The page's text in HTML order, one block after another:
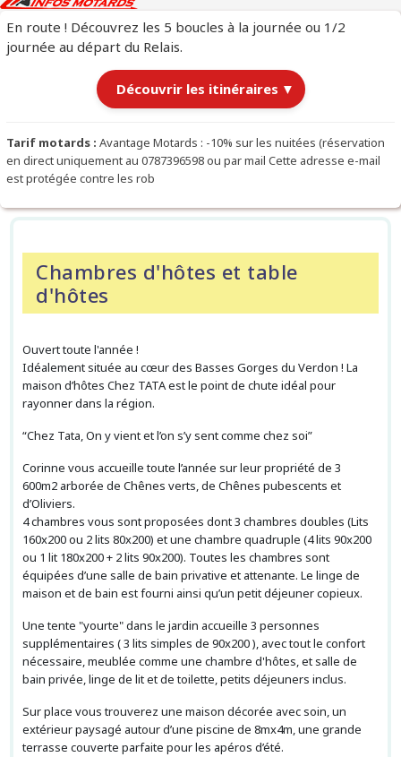
En route ! Découvrez les 5 boucles à la journée ou 1/2
journée au départ du Relais.
Découvrir les itinéraires ▼
Tarif motards : Avantage Motards : -10% sur les nuitées (réservation
en direct uniquement au 0787396598 ou par mail Cette adresse e-mail
est protégée contre les rob
Chambres d'hôtes et table
d'hôtes
Ouvert toute l'année !
Idéalement située au cœur des Basses Gorges du Verdon ! La
maison d’hôtes Chez TATA est le point de chute idéal pour
rayonner dans la région.
“Chez Tata, On y vient et l’on s’y sent comme chez soi”
Corinne vous accueille toute l’année sur leur propriété de 3
600m2 arborée de Chênes verts, de Chênes pubescents et
d’Oliviers.
4 chambres vous sont proposées dont 3 chambres doubles (Lits
160x200 ou 2 lits 80x200) et une chambre quadruple (4 lits 90x200
ou 1 lit 180x200 + 2 lits 90x200). Toutes les chambres sont
équipées d’une salle de bain privative et attenante. Le linge de
maison et de bain est fourni ainsi qu’un petit déjeuner copieux.
Une tente "yourte" dans le jardin accueille 3 personnes
supplémentaires ( 3 lits simples de 90x200 ), avec tout le confort
nécessaire, meublée comme une chambre d'hôtes, et salle de
bain privée, linge de lit et de toilette, petits déjeuners inclus.
Sur place vous trouverez une maison décorée avec soin, un
extérieur paysagé autour d’une piscine de 8mx4m, une grande
terrasse couverte parfaite pour les apéros d’été.